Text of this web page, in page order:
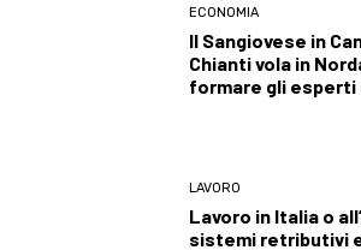
ECONOMIA
Il Sangiovese in
Chianti vola in
formare gli
LAVORO
Lavoro in Italia o
sistemi retributivi